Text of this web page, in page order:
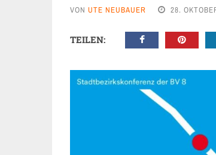
VON UTE NEUBAUER 28.
TEILEN: